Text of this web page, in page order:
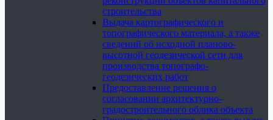
строительства
Выдача картографического и
топографического материала, а также
сведений об исходной планово-
высотной геодезической сети для
производства топографо-
геодезических работ
Предоставление решения о
согласовании архитектурно-
градостроительного облика объекта